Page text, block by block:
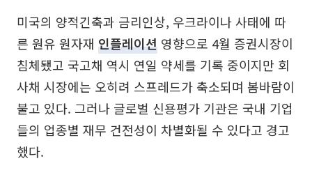
미국의 양적긴축과 금리인상, 우크라이나 사태에 따
른 원유 원자재 인플레이션 영향으로 4월 증권시장이
침체됐고 국고채 역시 연일 약세를 기록 중이지만 회
사채 시장에는 오히려 스프레드가 축소되며 봄바람이
불고 있다. 그러나 글로벌 신용평가 기관은 국내 기업
들의 업종별 재무 건전성이 차별화될 수 있다고 경고
했다.